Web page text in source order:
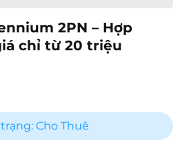
2PN – Hợp
chỉ từ 20 triệu
Cho Thuê